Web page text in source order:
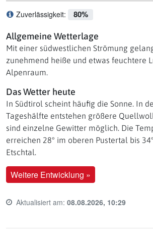
Zuverlässigkeit: 80%
Allgemeine Wetterlage
Mit einer südwestlichen Strömung
zunehmend heiße und etwas feuchtere
Alpenraum.
Das Wetter heute
In Südtirol scheint häufig die Sonne. In
Tageshälfte entstehen größere
sind einzelne Gewitter möglich. Die
erreichen 28° im oberen Pustertal bis
Etschtal.
Weitere Entwicklung »
Last update time:
Aktualisiert am: 08.08.2026, 10:29